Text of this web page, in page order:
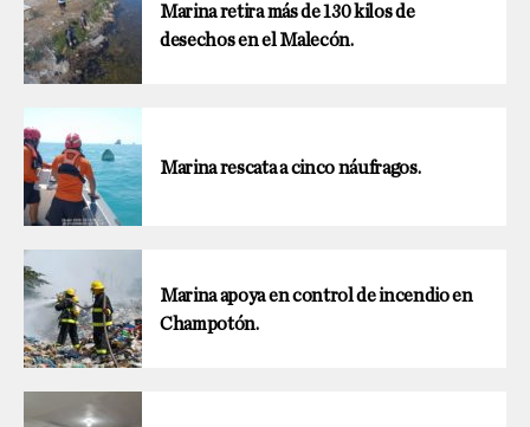
Marina retira más de 130 kilos de
desechos en el Malecón.
Marina rescata a cinco náufragos.
Marina apoya en control de incendio en
Champotón.